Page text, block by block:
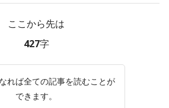
ここから先は
427字
れば全ての記事を読むことが
できます。